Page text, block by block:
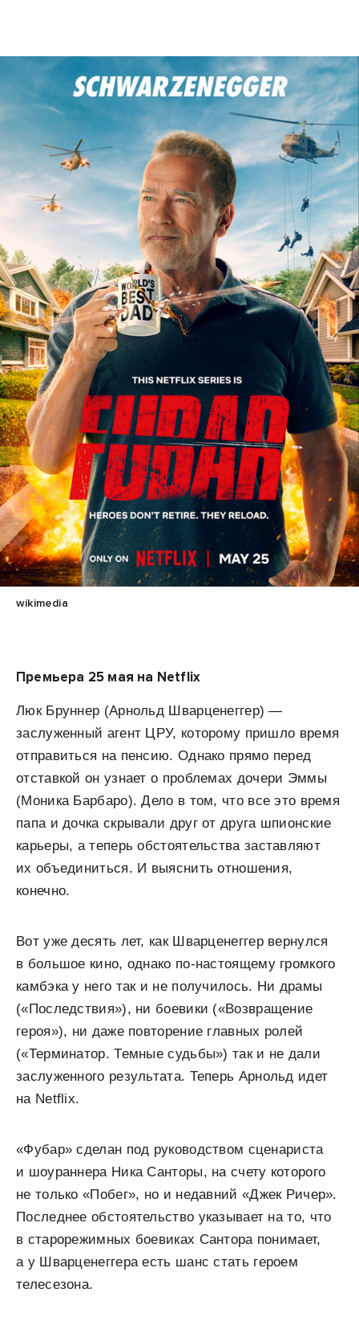
wikimedia
Премьера 25 мая на Netflix
Люк Бруннер (Арнольд Шварценеггер) —
заслуженный агент ЦРУ, которому пришло время
отправиться на пенсию. Однако прямо перед
отставкой он узнает о проблемах дочери Эммы
(Моника Барбаро). Дело в том, что все это время
папа и дочка скрывали друг от друга шпионские
карьеры, а теперь обстоятельства заставляют
их объединиться. И выяснить отношения,
конечно.
Вот уже десять лет, как Шварценеггер вернулся
в большое кино, однако по-настоящему громкого
камбэка у него так и не получилось. Ни драмы
(«Последствия»), ни боевики («Возвращение
героя»), ни даже повторение главных ролей
(«Терминатор. Темные судьбы») так и не дали
заслуженного результата. Теперь Арнольд идет
на Netflix.
«Фубар» сделан под руководством сценариста
и шоураннера Ника Санторы, на счету которого
не только «Побег», но и недавний «Джек Ричер».
Последнее обстоятельство указывает на то, что
в старорежимных боевиках Сантора понимает,
а у Шварценеггера есть шанс стать героем
телесезона.